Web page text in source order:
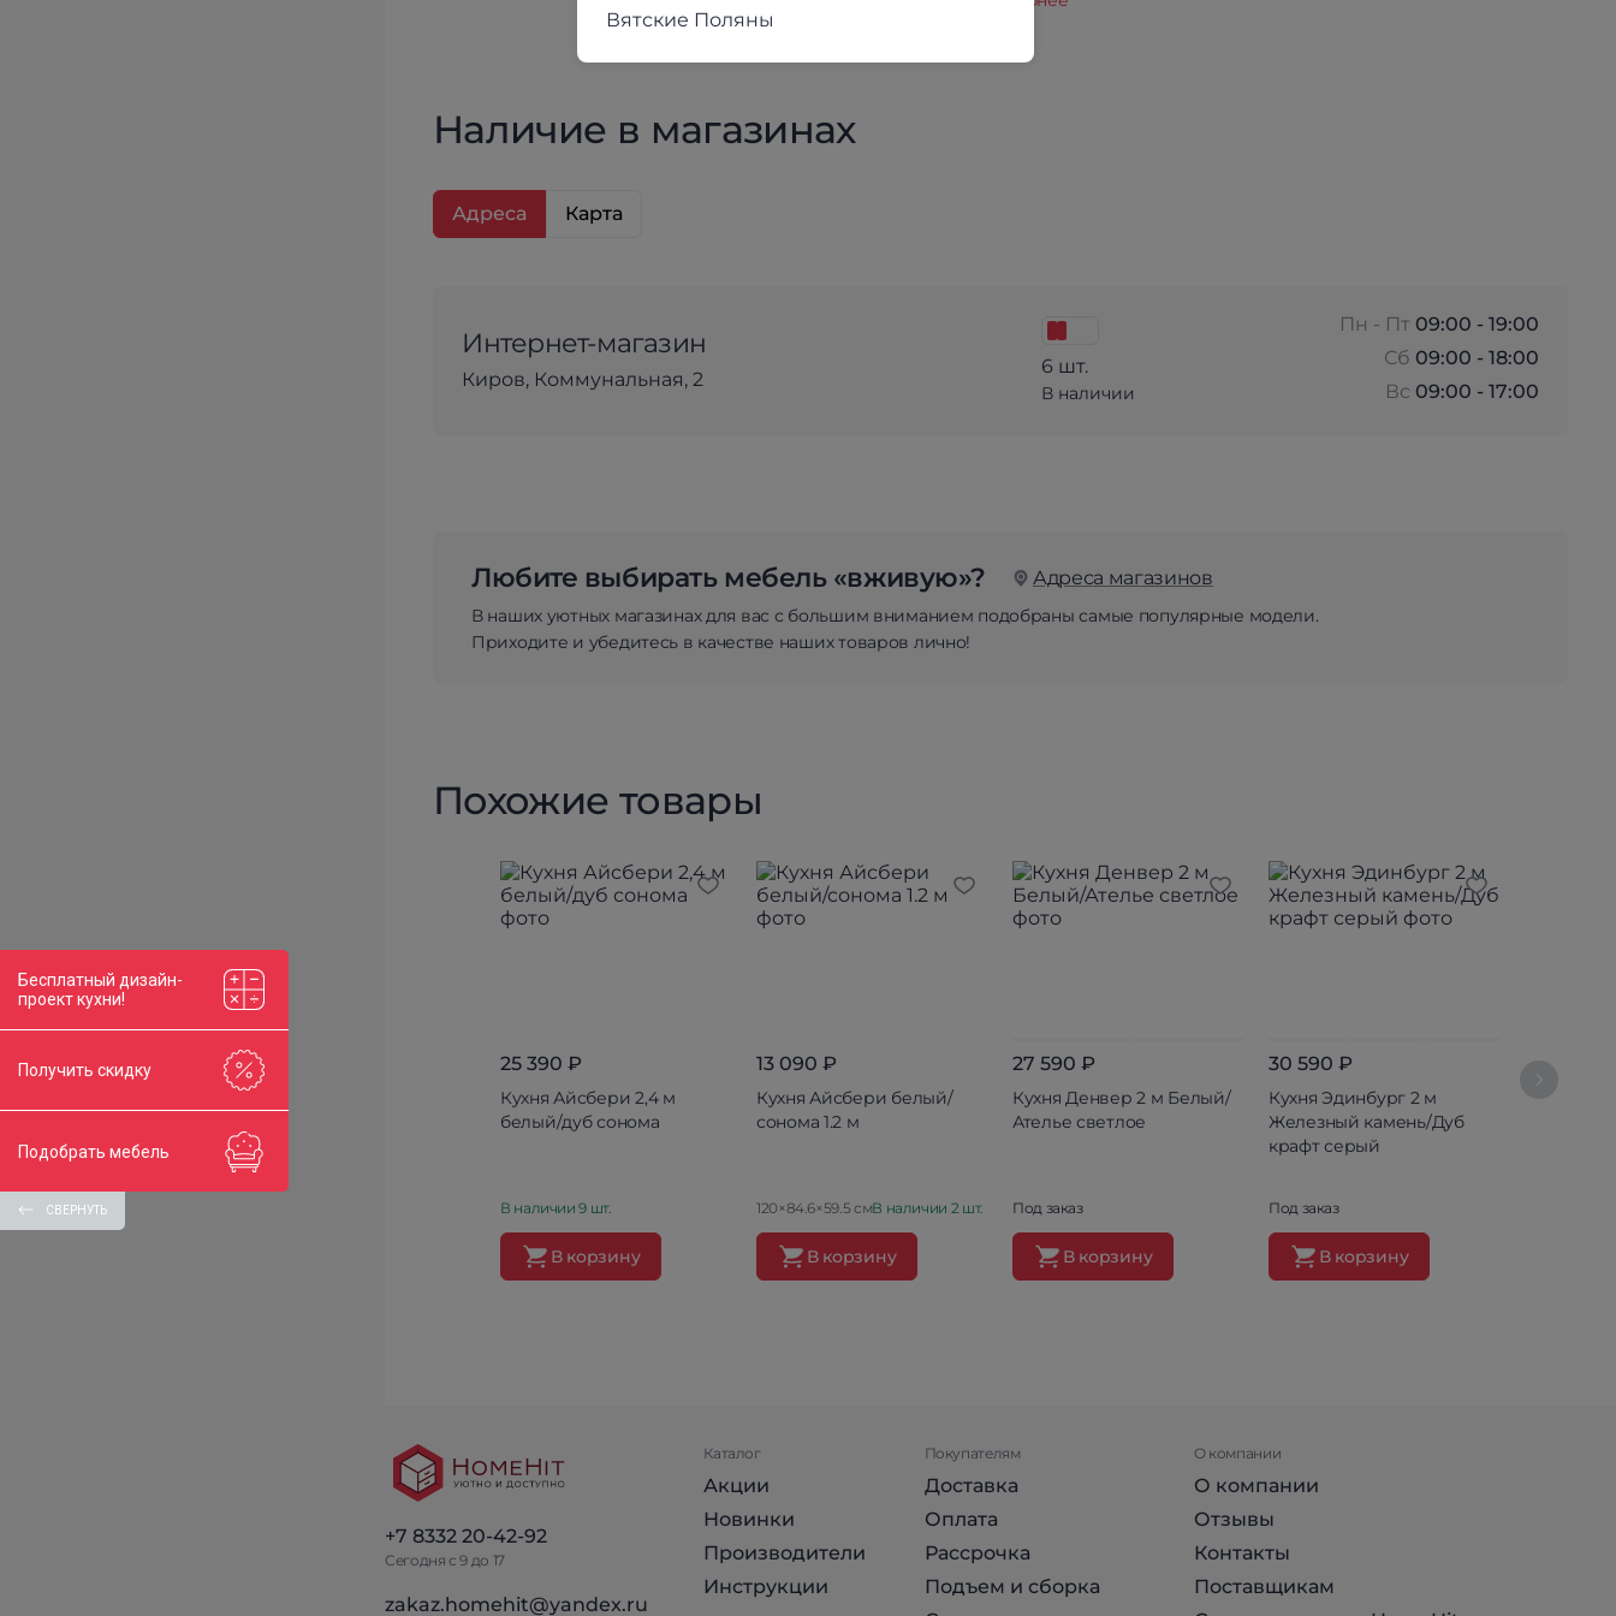
Наличие в магазинах
Адреса Карта
Интернет-магазин
Киров, Коммунальная, 2
6 шт.
В наличии
Пн - Пт 09:00 - 19:00
Сб 09:00 - 18:00
Вс 09:00 - 17:00
Любите выбирать мебель «вживую»? Адреса магазинов
В наших уютных магазинах для вас с большим вниманием подобраны самые популярные модели.
Приходите и убедитесь в качестве наших товаров лично!
Похожие товары
25 390 ₽
Кухня Айсбери 2,4 м
белый/дуб сонома
В наличии 9 шт.
В корзину
13 090 ₽
Кухня Айсбери белый/
сонома 1.2 м
120×84.6×59.5 смВ наличии 2 шт.
В корзину
27 590 ₽
Кухня Денвер 2 м Белый/
Ателье светлое
Под заказ
В корзину
30 590 ₽
Кухня Эдинбург 2 м
Железный камень/Дуб
крафт серый
Под заказ
В корзину
Вятские Поляны
+7 8332 20-42-92
Сегодня с 9 до 17
zakaz.homehit@yandex.ru
Каталог
Акции
Новинки
Производители
Инструкции
Покупателям
Доставка
Оплата
Рассрочка
Подъем и сборка
О компании
О компании
Отзывы
Контакты
Поставщикам
Бесплатный дизайн-
проект кухни!
Получить скидку
Подобрать мебель
СВЕРНУТЬ